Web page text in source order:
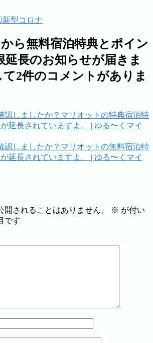
新型コロナ
ら無料宿泊特典とポイン
延長のお知らせが届きま
て2件のコメントがありま
認しましたか？マリオットの特典宿泊特
延長されていますよ。 | ゆる〜くマイ
認しましたか？マリオットの無料宿泊特
延長されていますよ。 | ゆる〜くマイ
開されることはありません。 ※ が付い
です